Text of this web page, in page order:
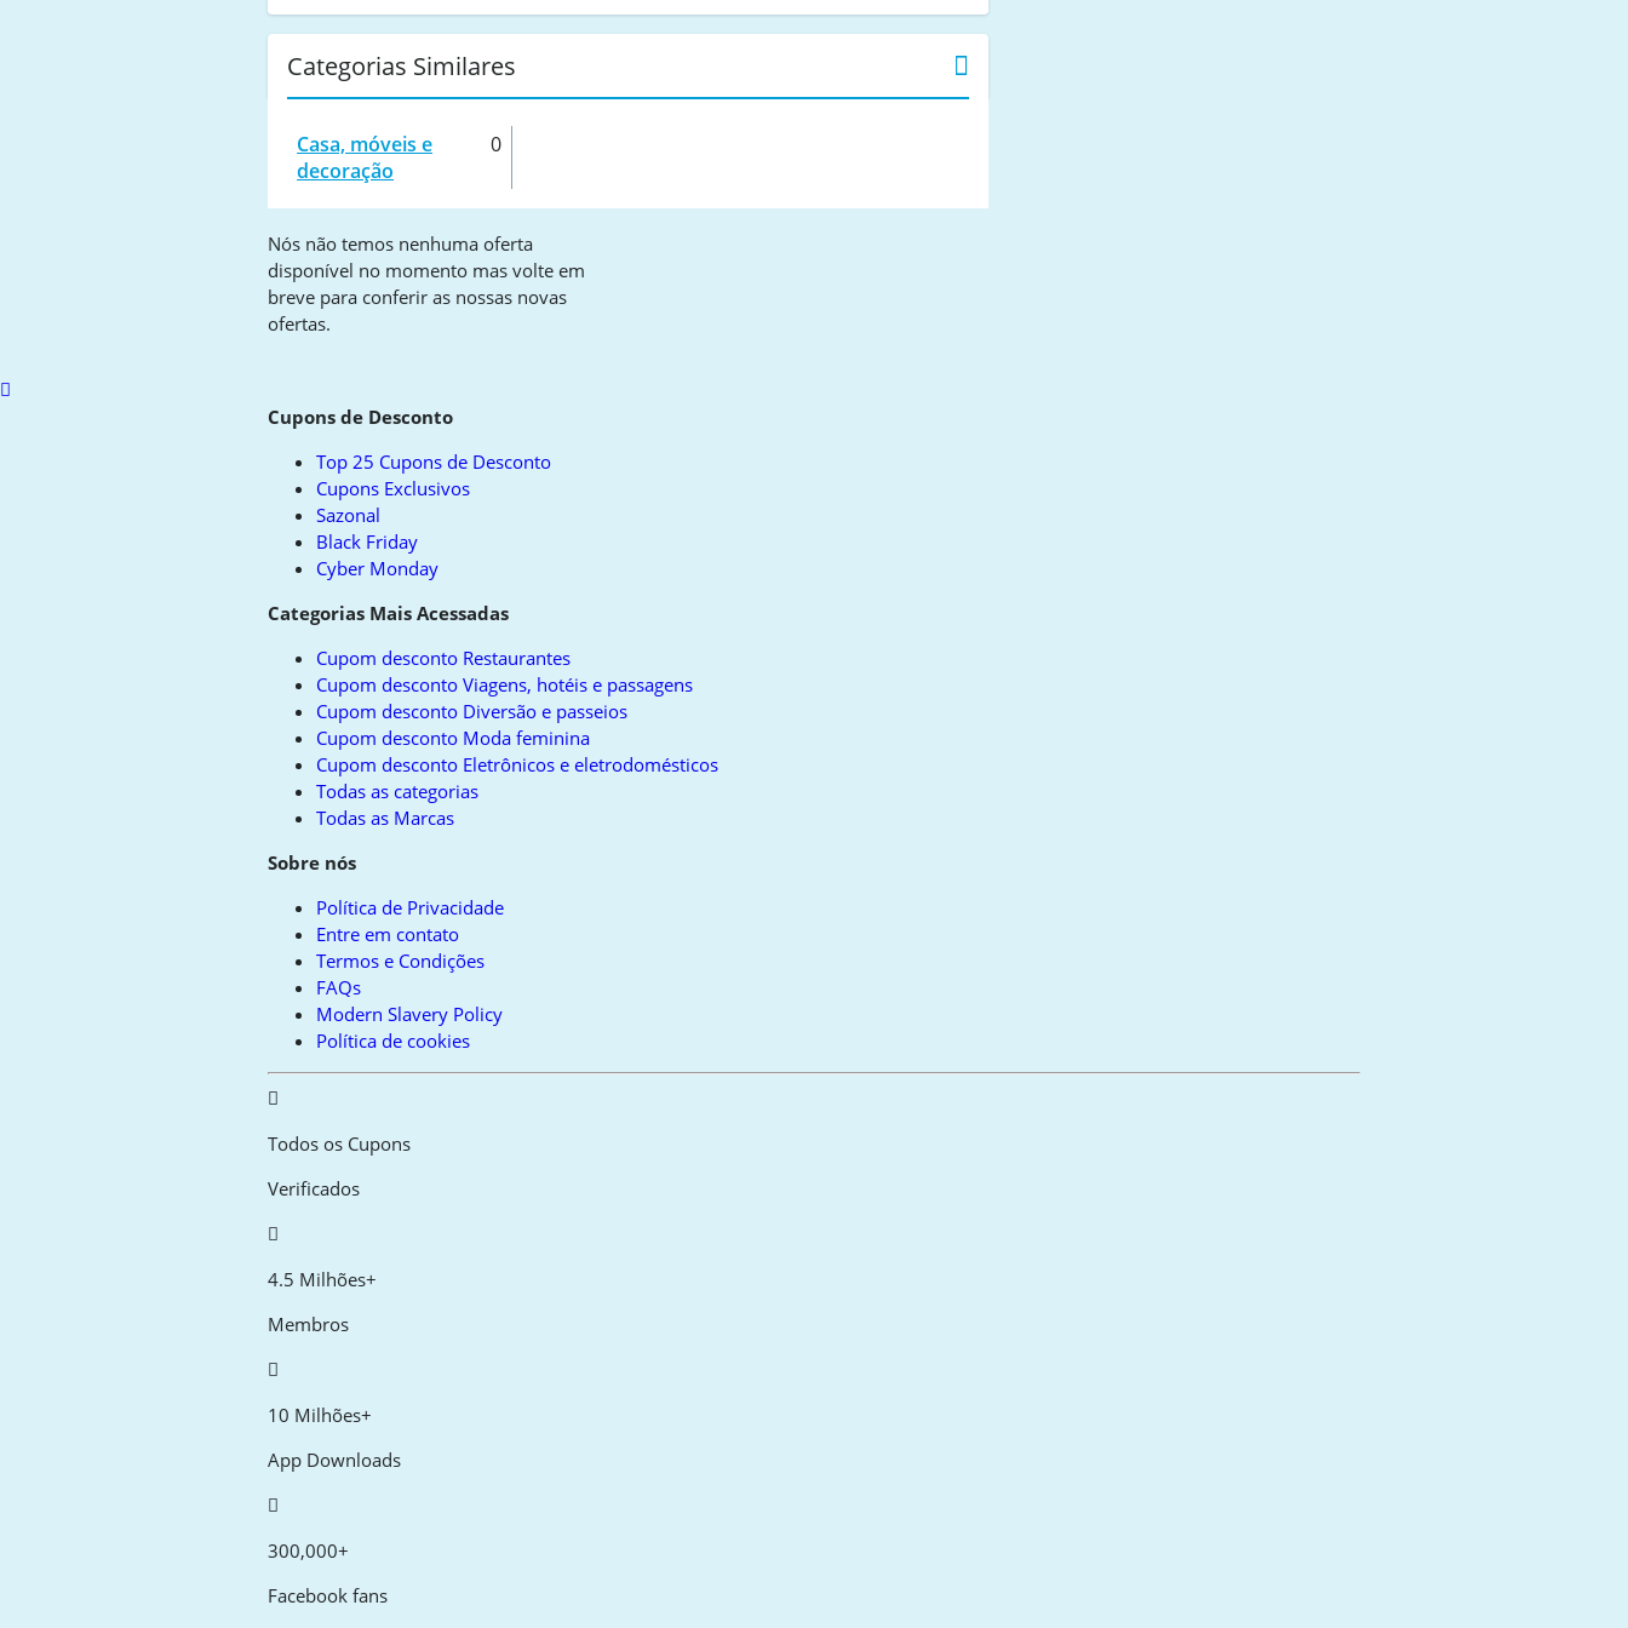
Categorias Similares
Casa, móveis e
decoração
0
Nós não temos nenhuma oferta
disponível no momento mas volte em
breve para conferir as nossas novas
ofertas.
Scroll
Cupons de Desconto
Top 25 Cupons de Desconto
Cupons Exclusivos
Sazonal
Black Friday
Cyber Monday
Categorias Mais Acessadas
Cupom desconto Restaurantes
Cupom desconto Viagens, hotéis e passagens
Cupom desconto Diversão e passeios
Cupom desconto Moda feminina
Cupom desconto Eletrônicos e eletrodomésticos
Todas as categorias
Todas as Marcas
Sobre nós
Política de Privacidade
Entre em contato
Termos e Condições
FAQs
Modern Slavery Policy
Política de cookies
Todos os Cupons
Verificados
4.5 Milhões+
Membros
10 Milhões+
App Downloads
300,000+
Facebook fans